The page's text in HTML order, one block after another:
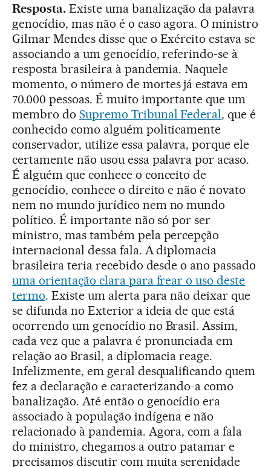
Resposta. Existe uma banalização da palavra
genocídio, mas não é o caso agora. O ministro
Gilmar Mendes disse que o Exército estava se
associando a um genocídio, referindo-se à
resposta brasileira à pandemia. Naquele
momento, o número de mortes já estava em
70.000 pessoas. É muito importante que um
membro do Supremo Tribunal Federal, que é
conhecido como alguém politicamente
conservador, utilize essa palavra, porque ele
certamente não usou essa palavra por acaso.
É alguém que conhece o conceito de
genocídio, conhece o direito e não é novato
nem no mundo jurídico nem no mundo
político. É importante não só por ser
ministro, mas também pela percepção
internacional dessa fala. A diplomacia
brasileira teria recebido desde o ano passado
uma orientação clara para frear o uso deste
termo. Existe um alerta para não deixar que
se difunda no Exterior a ideia de que está
ocorrendo um genocídio no Brasil. Assim,
cada vez que a palavra é pronunciada em
relação ao Brasil, a diplomacia reage.
Infelizmente, em geral desqualificando quem
fez a declaração e caracterizando-a como
banalização. Até então o genocídio era
associado à população indígena e não
relacionado à pandemia. Agora, com a fala
do ministro, chegamos a outro patamar e
precisamos discutir com muita serenidade